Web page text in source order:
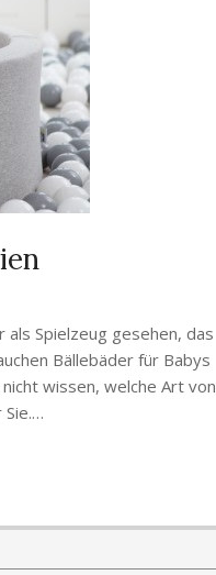
Spielzeug gesehen, das
Bällebäder für Babys
wissen, welche Art von
Sie.…